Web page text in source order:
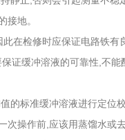
地。
在检修时应保证电路铁有
缓冲溶液的可靠性,不能
标准缓冲溶液进行定位
操作前,应该用蒸馏水或